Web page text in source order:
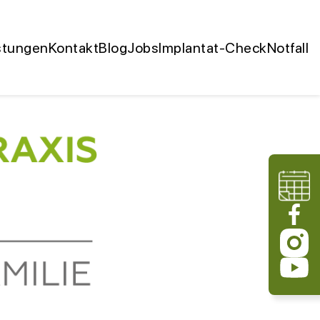
KontaktBlogJobsImplantat-CheckNotfall